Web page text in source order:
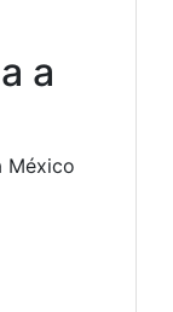
a
México